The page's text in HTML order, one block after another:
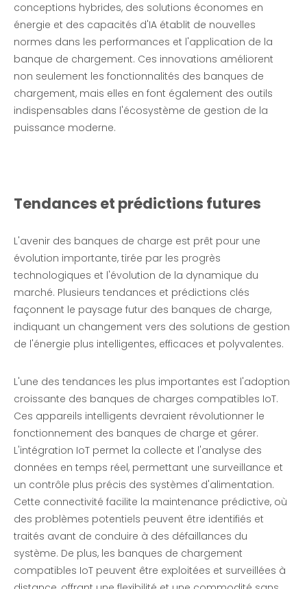
conceptions hybrides, des solutions économes en
énergie et des capacités d'IA établit de nouvelles
normes dans les performances et l'application de la
banque de chargement. Ces innovations améliorent
non seulement les fonctionnalités des banques de
chargement, mais elles en font également des outils
indispensables dans l'écosystème de gestion de la
puissance moderne.
Tendances et prédictions futures
L'avenir des banques de charge est prêt pour une
évolution importante, tirée par les progrès
technologiques et l'évolution de la dynamique du
marché. Plusieurs tendances et prédictions clés
façonnent le paysage futur des banques de charge,
indiquant un changement vers des solutions de gestion
de l'énergie plus intelligentes, efficaces et polyvalentes.
L'une des tendances les plus importantes est l'adoption
croissante des banques de charges compatibles IoT.
Ces appareils intelligents devraient révolutionner le
fonctionnement des banques de charge et gérer.
L'intégration IoT permet la collecte et l'analyse des
données en temps réel, permettant une surveillance et
un contrôle plus précis des systèmes d'alimentation.
Cette connectivité facilite la maintenance prédictive, où
des problèmes potentiels peuvent être identifiés et
traités avant de conduire à des défaillances du
système. De plus, les banques de chargement
compatibles IoT peuvent être exploitées et surveillées à